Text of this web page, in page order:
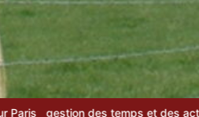
et des activités : les avantages